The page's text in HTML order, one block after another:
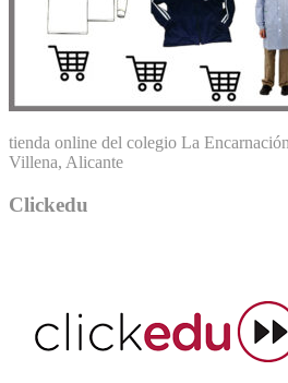
tienda online del colegio La
Villena, Alicante
Clickedu